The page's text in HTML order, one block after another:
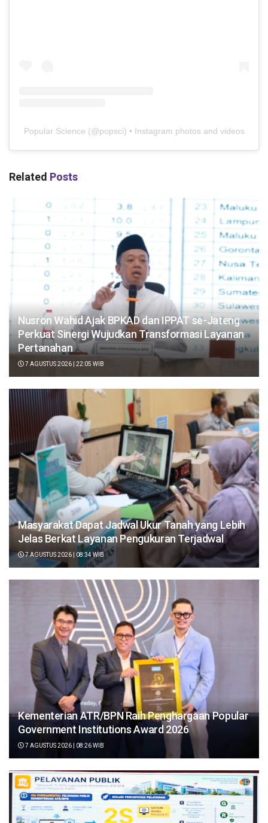
Popular Science (@popsci) • Instagram photos and videos
Related Posts
Nusron Wahid Ajak BPKAD dan IPPAT se-Jateng
Perkuat Sinergi Wujudkan Transformasi Layanan
Pertanahan
7 AGUSTUS 2026 | 22:05 WIB
Masyarakat Dapat Jadwal Ukur Tanah yang Lebih
Jelas Berkat Layanan Pengukuran Terjadwal
7 AGUSTUS 2026 | 08:34 WIB
Kementerian ATR/BPN Raih Penghargaan Popular
Government Institutions Award 2026
7 AGUSTUS 2026 | 08:26 WIB